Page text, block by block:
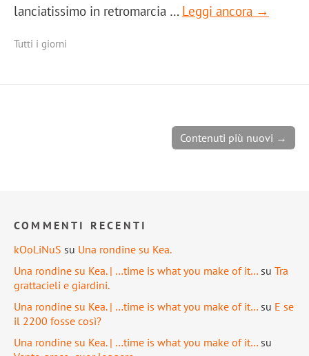
lanciatissimo in retromarcia … Leggi ancora →
Tutti i giorni
Contenuti più nuovi →
COMMENTI RECENTI
kOoLiNuS su Una rondine su Kea.
Una rondine su Kea. | …time is what you make of it… su Tra
grattacieli e giardini.
Una rondine su Kea. | …time is what you make of it… su E se
il 2200 fosse così?
Una rondine su Kea. | …time is what you make of it… su